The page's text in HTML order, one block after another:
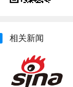
相关新闻